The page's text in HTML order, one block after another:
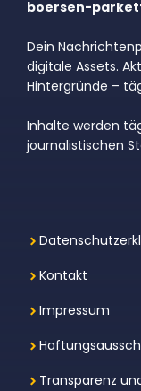
boersen-
Dein
digitale Assets.
Hintergründe –
Inhalte werden
journalistischen
Kontakt
Impressum
Transparenz